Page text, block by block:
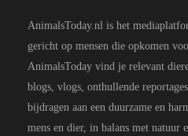
AnimalsToday.nl is het
gericht op mensen die opkomen
AnimalsToday vind je relevant
blogs, vlogs, onthullende
bijdragen aan een duurzame en
mens en dier, in balans met natuur